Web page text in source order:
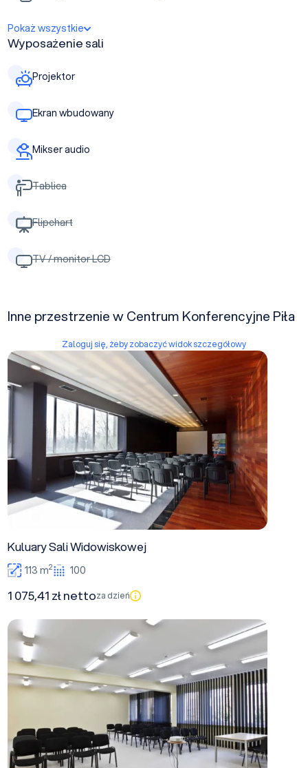
Pokaż wszystkie
Wyposażenie sali
Projektor
Ekran wbudowany
Mikser audio
Tablica
Flipchart
TV / monitor LCD
Inne przestrzenie w Centrum Konferencyjne Piła
Zaloguj się, żeby zobaczyć widok szczegółowy
Kuluary Sali Widowiskowej
Kuluary Sali Widowiskowej
113 m2 100
1 075,41 zł nettoza dzień
Sala Beżowa